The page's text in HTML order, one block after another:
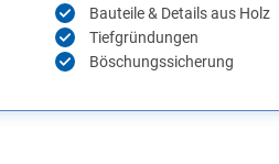
Bauteile & Details aus Holz
Tiefgründungen
Böschungssicherung